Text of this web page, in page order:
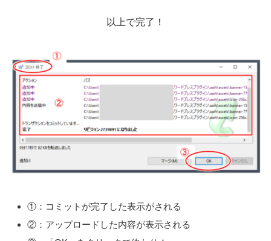
以上で完了！
①：コミットが完了した表示がされる
②：アップロードした内容が表示される